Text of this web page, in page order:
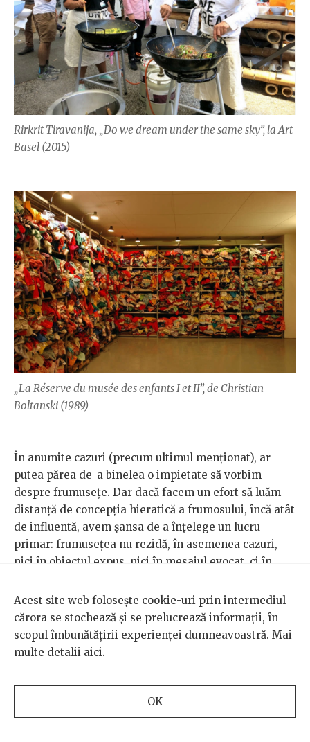
Rirkrit Tiravanija, „Do we dream under the same sky”, la Art
Basel (2015)
„La Réserve du musée des enfants I et II”, de Christian
Boltanski (1989)
În anumite cazuri (precum ultimul menţionat), ar
putea părea de-a binelea o impietate să vorbim
despre frumuseţe. Dar dacă facem un efort să luăm
distanţă de concepţia hieratică a frumosului, încă atât
de influentă, avem şansa de a înţelege un lucru
primar: frumuseţea nu rezidă, în asemenea cazuri,
nici în obiectul expus, nici în mesajul evocat, ci în
sine înţeles că frumosul se opune urâtului. Doar că,
săpând la rădăcina acestei evidenţe, descoperim că
opusul experienţei frumosului e singurătatea, e
incomunicabilitatea. (La fel cum urâtul, înainte de
dezgustul:kakos, adică „răul” şi „urâtul”, în greceşte, e
totuna cu „ceea ce dai afară”.) Iar a putea comunica
simplul fapt că există incomunicabilitate, la fel ca
Acest site web folosește cookie-uri prin intermediul
cărora se stochează și se prelucrează informații, în
scopul îmbunătățirii experienței dumneavoastră. Mai
multe detalii aici.
OK